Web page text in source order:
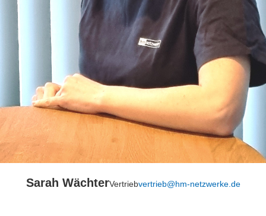
Sarah WächterVertriebvertrieb@hm-netzwerke.de